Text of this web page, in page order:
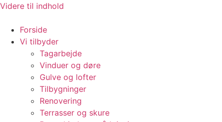
Videre til indhold
Forside
Vi tilbyder
Tagarbejde
Vinduer og døre
Gulve og lofter
Tilbygninger
Renovering
Terrasser og skure